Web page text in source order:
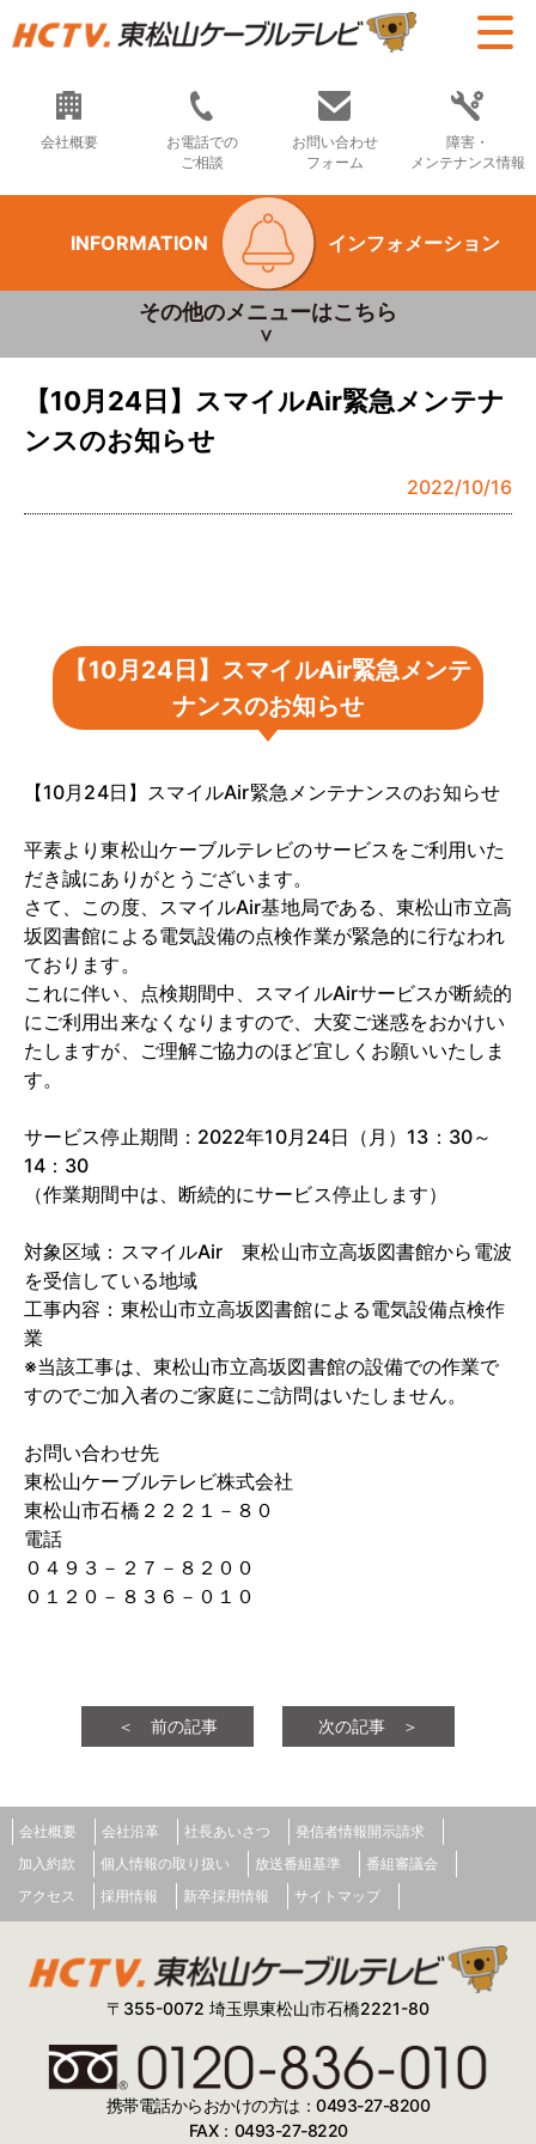
会社概要
お電話での
ご相談
お問い合わせ
フォーム
障害・
メンテナンス情報
INFORMATION インフォメーション
その他のメニューはこちら
【10月24日】スマイルAir緊急メンテナ
ンスのお知らせ
2022/10/16
【10月24日】スマイルAir緊急メンテ
ナンスのお知らせ
【10月24日】スマイルAir緊急メンテナンスのお知らせ
平素より東松山ケーブルテレビのサービスをご利用いた
だき誠にありがとうございます。
さて、この度、スマイルAir基地局である、東松山市立高
坂図書館による電気設備の点検作業が緊急的に行なわれ
ております。
これに伴い、点検期間中、スマイルAirサービスが断続的
にご利用出来なくなりますので、大変ご迷惑をおかけい
たしますが、ご理解ご協力のほど宜しくお願いいたしま
す。
サービス停止期間：2022年10月24日（月）13：30～
14：30
（作業期間中は、断続的にサービス停止します）
対象区域：スマイルAir 東松山市立高坂図書館から電波
を受信している地域
工事内容：東松山市立高坂図書館による電気設備点検作
業
※当該工事は、東松山市立高坂図書館の設備での作業で
すのでご加入者のご家庭にご訪問はいたしません。
お問い合わせ先
東松山ケーブルテレビ株式会社
東松山市石橋２２２１－８０
電話
０４９３－２７－８２００
０１２０－８３６－０１０
＜ 前の記事 次の記事 ＞
会社概要 会社沿革 社長あいさつ
発信者情報開示請求
加入約款
個人情報の取り扱い 放送番組基準
番組審議会
アクセス
採用情報 新卒採用情報 サイトマップ
〒355-0072 埼玉県東松山市石橋2221-80
携帯電話からおかけの方は：0493-27-8200
FAX：0493-27-8220